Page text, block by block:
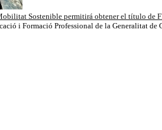
Sostenible permitirá obtener el título de
i Formació Professional de la Generalitat